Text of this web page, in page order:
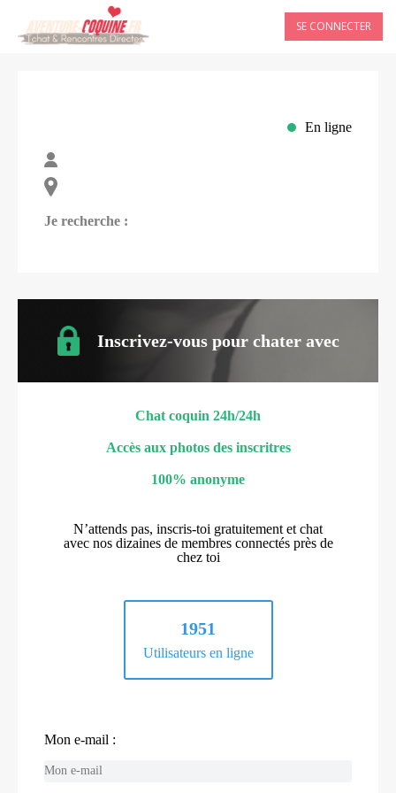
SE CONNECTER
En ligne
Je recherche :
Inscrivez-vous pour chater avec
Chat coquin 24h/24h
Accès aux photos des inscritres
100% anonyme
N’attends pas, inscris-toi gratuitement et chat
avec nos dizaines de membres connectés près de
chez toi
1951
Utilisateurs en ligne
Mon e-mail :